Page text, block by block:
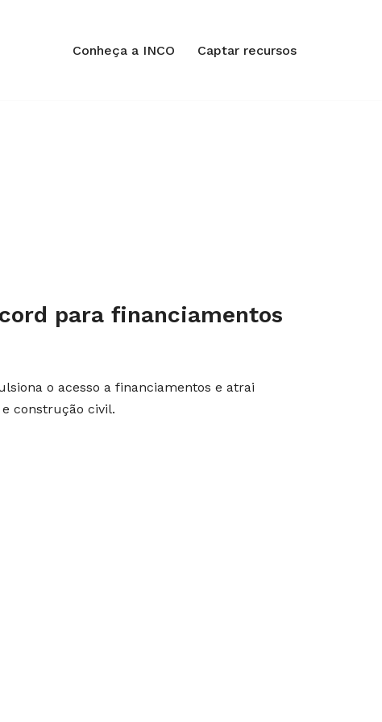
Conheça a INCO Captar recursos
para financiamentos
o acesso a financiamentos e atrai
construção civil.